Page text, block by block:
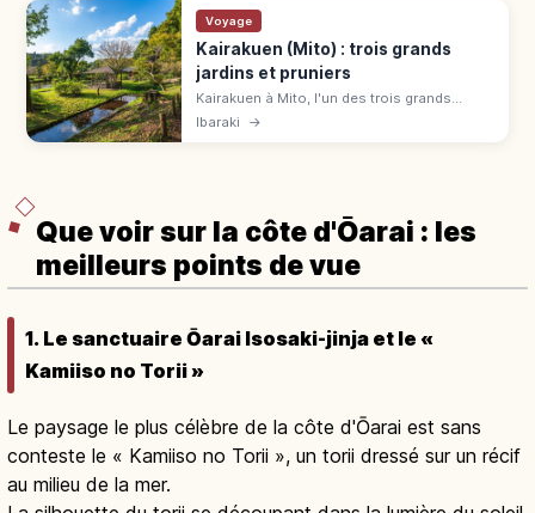
Voyage
Kairakuen (Mito) : trois grands
jardins et pruniers
Kairakuen à Mito, l'un des trois grands
jardins du Japon (1842). Fête des pruniers
Ibaraki →
Que voir sur la côte d'Ōarai : les
meilleurs points de vue
1. Le sanctuaire Ōarai Isosaki-jinja et le «
Kamiiso no Torii »
Le paysage le plus célèbre de la côte d'Ōarai est sans
conteste le « Kamiiso no Torii », un torii dressé sur un récif
au milieu de la mer.